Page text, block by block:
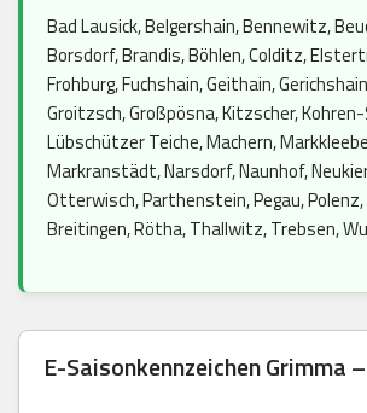
Bad Lausick, Belgershain, Bennewitz,
Borsdorf, Brandis, Böhlen, Colditz,
Frohburg, Fuchshain, Geithain,
Groitzsch, Großpösna, Kitzscher,
Lübschützer Teiche, Machern,
Markranstädt, Narsdorf, Naunhof,
Otterwisch, Parthenstein, Pegau, Polenz,
Breitingen, Rötha, Thallwitz, Trebsen,
E-Saisonkennzeichen Grimma